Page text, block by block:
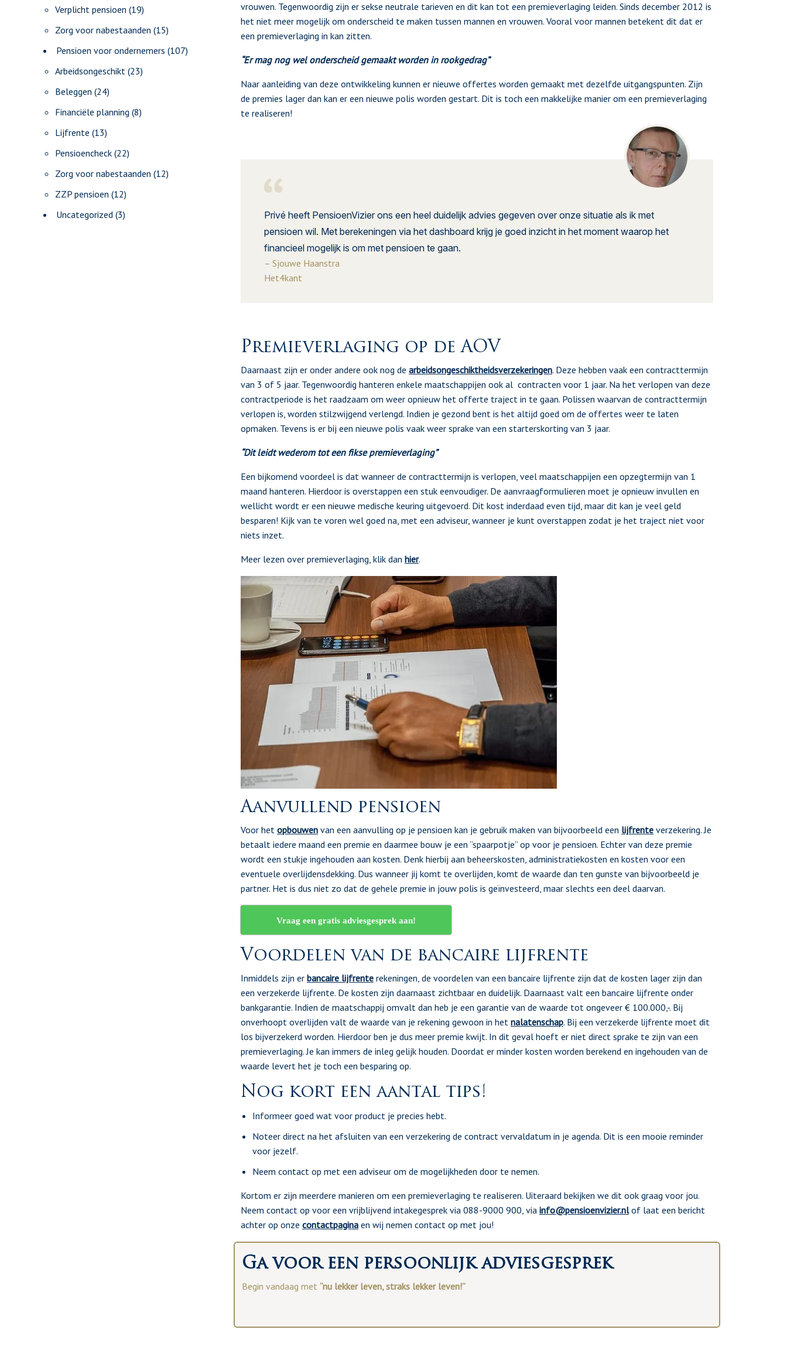
Verplicht pensioen (19)
Zorg voor nabestaanden (15)
Pensioen voor ondernemers (107)
Arbeidsongeschikt (23)
Beleggen (24)
Financiële planning (8)
Lijfrente (13)
Pensioencheck (22)
Zorg voor nabestaanden (12)
ZZP pensioen (12)
Uncategorized (3)
vrouwen. Tegenwoordig zijn er sekse neutrale tarieven en dit kan tot een premieverlaging leiden. Sinds december 2012 is
het niet meer mogelijk om onderscheid te maken tussen mannen en vrouwen. Vooral voor mannen betekent dit dat er
een premieverlaging in kan zitten.
“Er mag nog wel onderscheid gemaakt worden in rookgedrag”
Naar aanleiding van deze ontwikkeling kunnen er nieuwe offertes worden gemaakt met dezelfde uitgangspunten. Zijn
de premies lager dan kan er een nieuwe polis worden gestart. Dit is toch een makkelijke manier om een premieverlaging
te realiseren!
Privé heeft PensioenVizier ons een heel duidelijk advies gegeven over onze situatie als ik met
pensioen wil. Met berekeningen via het dashboard krijg je goed inzicht in het moment waarop het
financieel mogelijk is om met pensioen te gaan.
– Sjouwe Haanstra
Het4kant
Premieverlaging op de AOV
Daarnaast zijn er onder andere ook nog de arbeidsongeschiktheidsverzekeringen. Deze hebben vaak een contracttermijn
van 3 of 5 jaar. Tegenwoordig hanteren enkele maatschappijen ook al contracten voor 1 jaar. Na het verlopen van deze
contractperiode is het raadzaam om weer opnieuw het offerte traject in te gaan. Polissen waarvan de contracttermijn
verlopen is, worden stilzwijgend verlengd. Indien je gezond bent is het altijd goed om de offertes weer te laten
opmaken. Tevens is er bij een nieuwe polis vaak weer sprake van een starterskorting van 3 jaar.
“Dit leidt wederom tot een fikse premieverlaging”
Een bijkomend voordeel is dat wanneer de contracttermijn is verlopen, veel maatschappijen een opzegtermijn van 1
maand hanteren. Hierdoor is overstappen een stuk eenvoudiger. De aanvraagformulieren moet je opnieuw invullen en
wellicht wordt er een nieuwe medische keuring uitgevoerd. Dit kost inderdaad even tijd, maar dit kan je veel geld
besparen! Kijk van te voren wel goed na, met een adviseur, wanneer je kunt overstappen zodat je het traject niet voor
niets inzet.
Meer lezen over premieverlaging, klik dan hier.
Aanvullend pensioen
Voor het opbouwen van een aanvulling op je pensioen kan je gebruik maken van bijvoorbeeld een lijfrente verzekering. Je
betaalt iedere maand een premie en daarmee bouw je een “spaarpotje” op voor je pensioen. Echter van deze premie
wordt een stukje ingehouden aan kosten. Denk hierbij aan beheerskosten, administratiekosten en kosten voor een
eventuele overlijdensdekking. Dus wanneer jij komt te overlijden, komt de waarde dan ten gunste van bijvoorbeeld je
partner. Het is dus niet zo dat de gehele premie in jouw polis is geïnvesteerd, maar slechts een deel daarvan.
Vraag een gratis adviesgesprek aan!
Voordelen van de bancaire lijfrente
Inmiddels zijn er bancaire lijfrente rekeningen, de voordelen van een bancaire lijfrente zijn dat de kosten lager zijn dan
een verzekerde lijfrente. De kosten zijn daarnaast zichtbaar en duidelijk. Daarnaast valt een bancaire lijfrente onder
bankgarantie. Indien de maatschappij omvalt dan heb je een garantie van de waarde tot ongeveer € 100.000,-. Bij
onverhoopt overlijden valt de waarde van je rekening gewoon in het nalatenschap. Bij een verzekerde lijfrente moet dit
los bijverzekerd worden. Hierdoor ben je dus meer premie kwijt. In dit geval hoeft er niet direct sprake te zijn van een
premieverlaging. Je kan immers de inleg gelijk houden. Doordat er minder kosten worden berekend en ingehouden van de
waarde levert het je toch een besparing op.
Nog kort een aantal tips!
Informeer goed wat voor product je precies hebt.
Noteer direct na het afsluiten van een verzekering de contract vervaldatum in je agenda. Dit is een mooie reminder
voor jezelf.
Neem contact op met een adviseur om de mogelijkheden door te nemen.
Kortom er zijn meerdere manieren om een premieverlaging te realiseren. Uiteraard bekijken we dit ook graag voor jou.
Neem contact op voor een vrijblijvend intakegesprek via 088-9000 900, via info@pensioenvizier.nlof laat een bericht
achter op onze contactpagina en wij nemen contact op met jou!
Ga voor een persoonlijk adviesgesprek
Begin vandaag met “nu lekker leven, straks lekker leven!”